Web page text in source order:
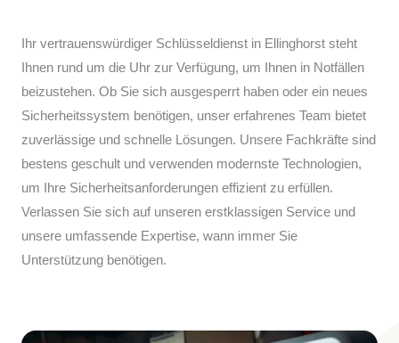
Ihr vertrauenswürdiger Schlüsseldienst in Ellinghorst steht
Ihnen rund um die Uhr zur Verfügung, um Ihnen in Notfällen
beizustehen. Ob Sie sich ausgesperrt haben oder ein neues
Sicherheitssystem benötigen, unser erfahrenes Team bietet
zuverlässige und schnelle Lösungen. Unsere Fachkräfte sind
bestens geschult und verwenden modernste Technologien,
um Ihre Sicherheitsanforderungen effizient zu erfüllen.
Verlassen Sie sich auf unseren erstklassigen Service und
unsere umfassende Expertise, wann immer Sie
Unterstützung benötigen.